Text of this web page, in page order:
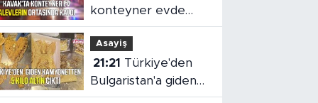
konteyner evde
yangın çıktı
Asayiş
21:21
Bulgaristan'a giden
kamyonetten 5 kilo